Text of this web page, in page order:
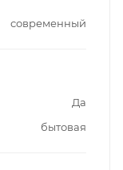
современный
Да
бытовая